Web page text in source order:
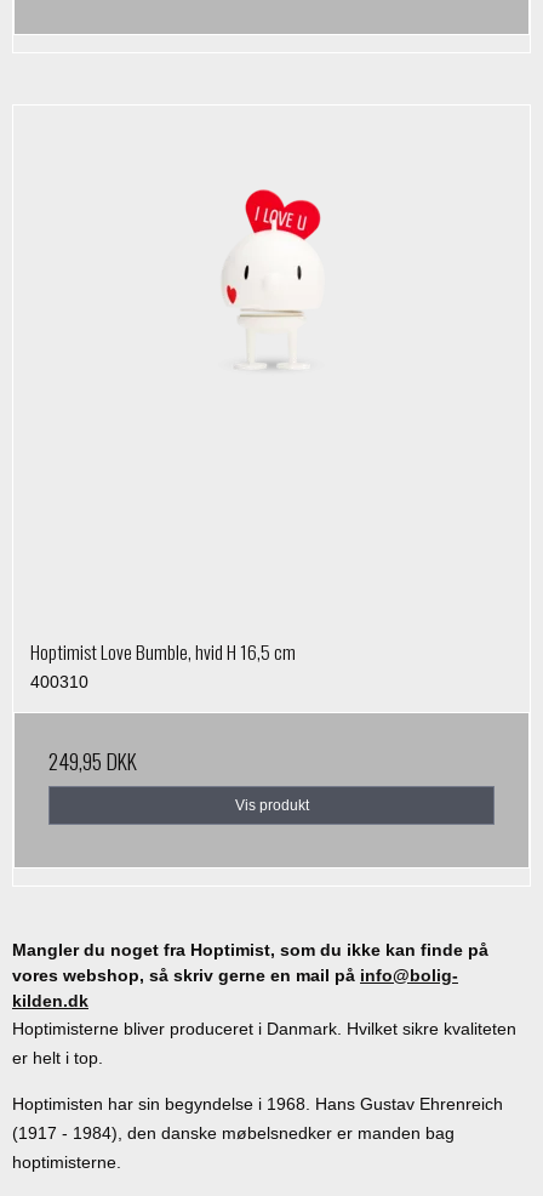
Hoptimist Love Bumble, hvid H 16,5 cm
400310
249,95 DKK
Vis produkt
Mangler du noget fra Hoptimist, som du ikke kan finde på
vores webshop, så skriv gerne en mail på info@bolig-
kilden.dk
Hoptimisterne bliver produceret i Danmark. Hvilket sikre kvaliteten
er helt i top.
Hoptimisten har sin begyndelse i 1968. Hans Gustav Ehrenreich
(1917 - 1984), den danske møbelsnedker er manden bag
hoptimisterne.